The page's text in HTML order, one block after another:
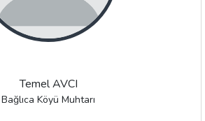
Temel AVCI
Bağlıca Köyü Muhtarı